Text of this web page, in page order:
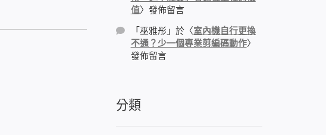
值〉發佈留言
「巫雅彤 」於〈室內機自行更換
不通？少一個專業剪編碼動作〉
發佈留言
分類